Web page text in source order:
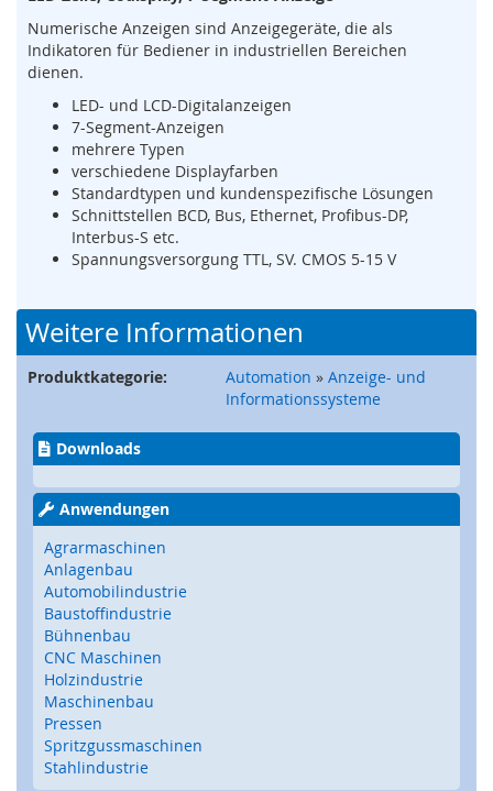
s
o
r
i
M
p
e
r
,
i
s
t
e
)
S
i
c
h
e
r
h
e
i
t
Numerische Anzeigen sind Anzeigegeräte, die als
Indikatoren für Bediener in industriellen Bereichen
dienen.
LED- und LCD-Digitalanzeigen
7-Segment-Anzeigen
mehrere Typen
verschiedene Displayfarben
Standardtypen und kundenspezifische Lösungen
Schnittstellen BCD, Bus, Ethernet, Profibus-DP,
Interbus-S etc.
Spannungsversorgung TTL, SV. CMOS 5-15 V
Weitere Informationen
Produktkategorie: Automation » Anzeige- und
Informationssysteme
Downloads
Anwendungen
Agrarmaschinen
Anlagenbau
Automobilindustrie
Baustoffindustrie
Bühnenbau
CNC Maschinen
Holzindustrie
Maschinenbau
Pressen
Spritzgussmaschinen
Stahlindustrie